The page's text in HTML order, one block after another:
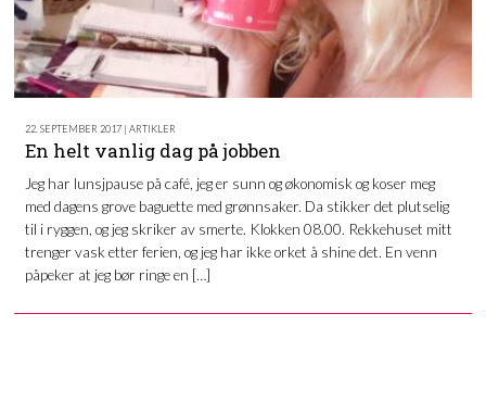
22. SEPTEMBER 2017 | ARTIKLER
En helt vanlig dag på jobben
Jeg har lunsjpause på café, jeg er sunn og økonomisk og koser meg
med dagens grove baguette med grønnsaker. Da stikker det plutselig
til i ryggen, og jeg skriker av smerte. Klokken 08.00. Rekkehuset mitt
trenger vask etter ferien, og jeg har ikke orket å shine det. En venn
påpeker at jeg bør ringe en […]